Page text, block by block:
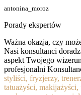
antonina_moroz
Porady ekspertów
Ważna okazja, czy
Nasi konsultanci
aspekt Twojego
profesjonalni
styliści, fryzjerzy,
tatuażyści,